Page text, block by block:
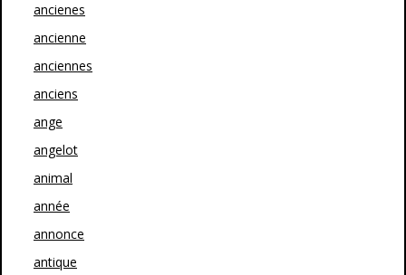
ancienes
ancienne
anciennes
anciens
ange
angelot
animal
année
annonce
antique